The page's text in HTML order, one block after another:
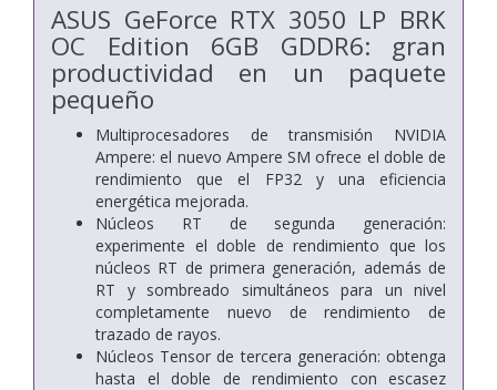
ASUS GeForce RTX 3050 LP BRK
OC Edition 6GB GDDR6: gran
productividad en un paquete
pequeño
Multiprocesadores de transmisión NVIDIA
Ampere: el nuevo Ampere SM ofrece el doble de
rendimiento que el FP32 y una eficiencia
energética mejorada.
Núcleos RT de segunda generación:
experimente el doble de rendimiento que los
núcleos RT de primera generación, además de
RT y sombreado simultáneos para un nivel
completamente nuevo de rendimiento de
trazado de rayos.
Núcleos Tensor de tercera generación: obtenga
hasta el doble de rendimiento con escasez